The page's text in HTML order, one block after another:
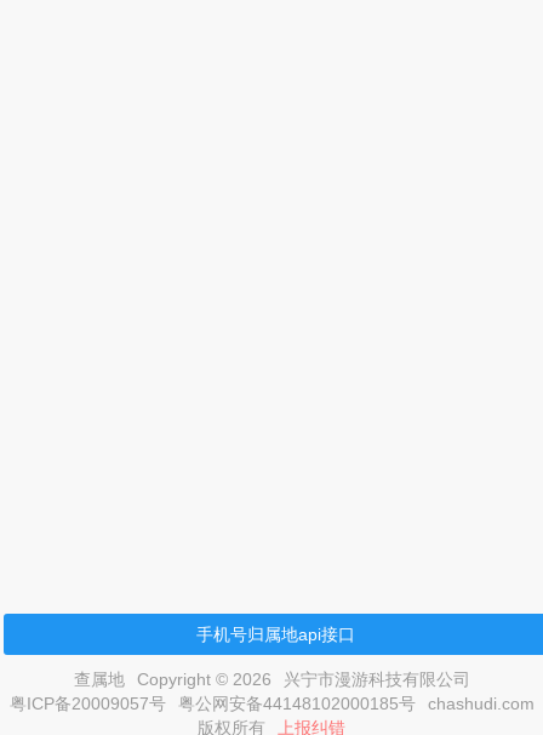
手机号归属地api接口
查属地 Copyright © 2026
兴宁市漫游科技有限公司
粤ICP备20009057号
粤公网安备44148102000185号
chashudi.com
版权所有
上报纠错